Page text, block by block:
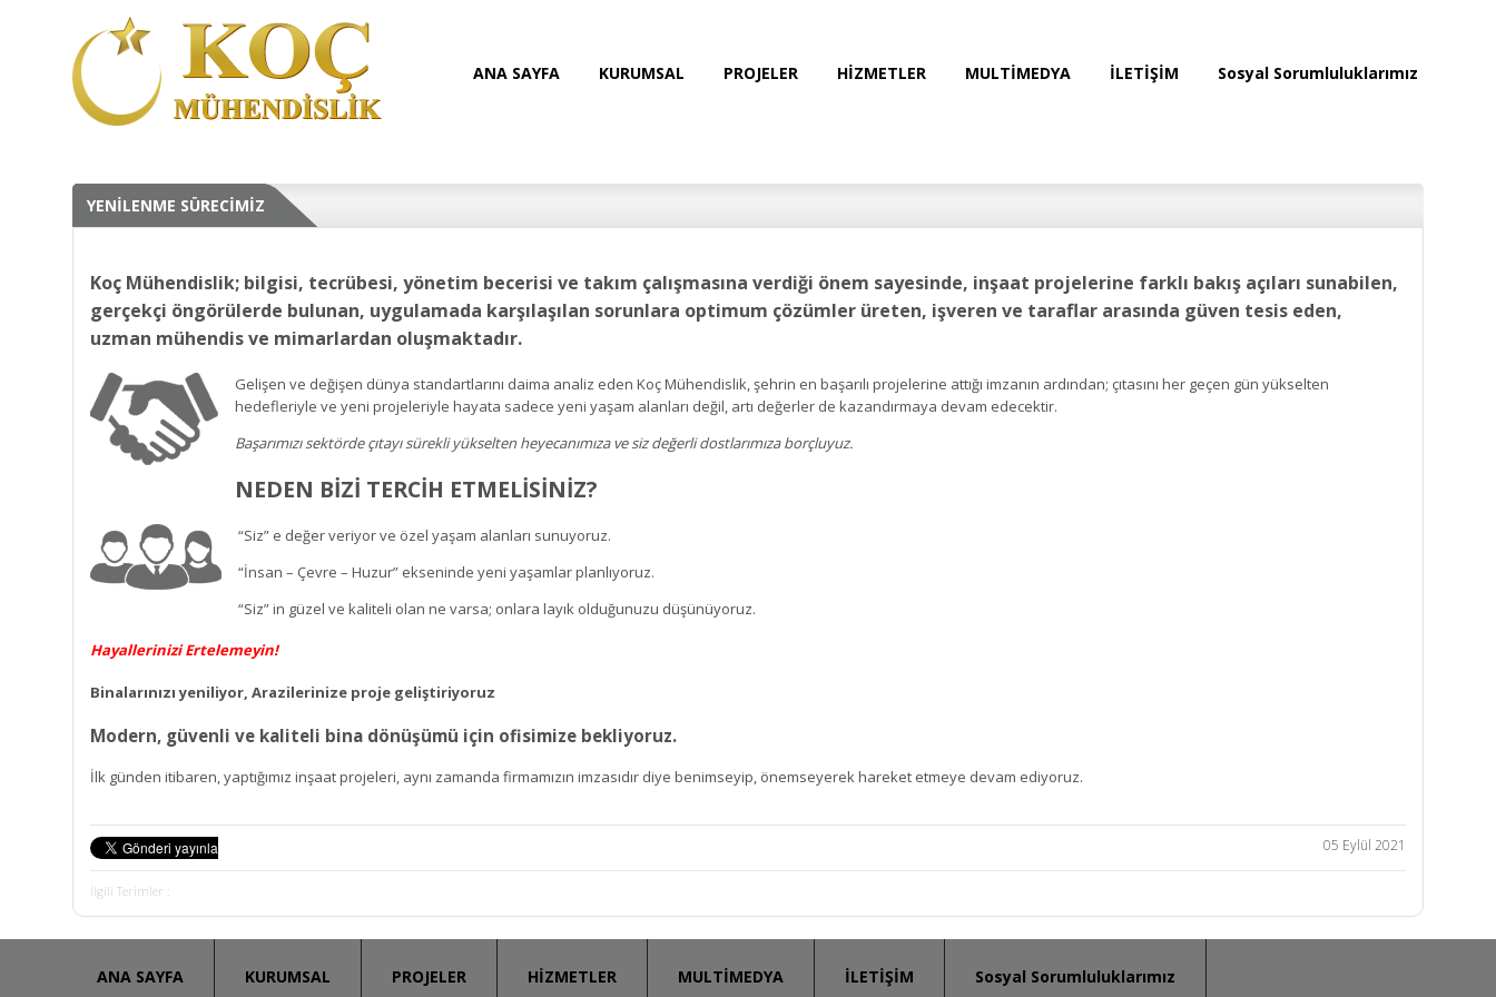
ANA SAYFA KURUMSAL PROJELER HİZMETLER MULTİMEDYA İLETİŞİM Sosyal Sorumluluklarımız
YENİLENME SÜRECİMİZ
Koç Mühendislik; bilgisi, tecrübesi, yönetim becerisi ve takım çalışmasına verdiği önem sayesinde, inşaat projelerine farklı bakış açıları sunabilen,
gerçekçi öngörülerde bulunan, uygulamada karşılaşılan sorunlara optimum çözümler üreten, işveren ve taraflar arasında güven tesis eden,
uzman mühendis ve mimarlardan oluşmaktadır.
Gelişen ve değişen dünya standartlarını daima analiz eden Koç Mühendislik, şehrin en başarılı projelerine attığı imzanın ardından; çıtasını her geçen gün yükselten
hedefleriyle ve yeni projeleriyle hayata sadece yeni yaşam alanları değil, artı değerler de kazandırmaya devam edecektir.
Başarımızı sektörde çıtayı sürekli yükselten heyecanımıza ve siz değerli dostlarımıza borçluyuz.
NEDEN BİZİ TERCİH ETMELİSİNİZ?
“Siz” e değer veriyor ve özel yaşam alanları sunuyoruz.
“İnsan – Çevre – Huzur” ekseninde yeni yaşamlar planlıyoruz.
“Siz” in güzel ve kaliteli olan ne varsa; onlara layık olduğunuzu düşünüyoruz.
Hayallerinizi Ertelemeyin!
Binalarınızı yeniliyor, Arazilerinize proje geliştiriyoruz
Modern, güvenli ve kaliteli bina dönüşümü için ofisimize bekliyoruz.
İlk günden itibaren, yaptığımız inşaat projeleri, aynı zamanda firmamızın imzasıdır diye benimseyip, önemseyerek hareket etmeye devam ediyoruz.
05 Eylül 2021
İlgili Terimler :
ANA SAYFA KURUMSAL PROJELER HİZMETLER MULTİMEDYA İLETİŞİM Sosyal Sorumluluklarımız